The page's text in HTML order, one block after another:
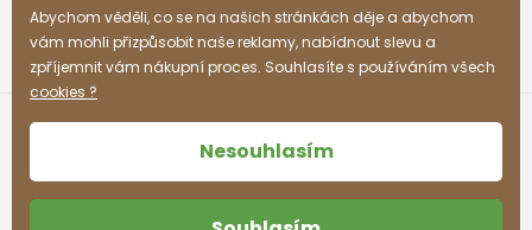
Abychom věděli, co se na našich stránkách děje a abychom
vám mohli přizpůsobit naše reklamy, nabídnout slevu a
zpříjemnit vám nákupní proces. Souhlasíte s používáním všech
cookies ?
Nesouhlasím